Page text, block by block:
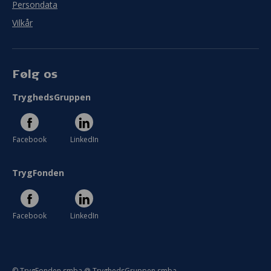
Persondata
Vilkår
Følg os
TryghedsGruppen
Facebook LinkedIn
TrygFonden
Facebook LinkedIn